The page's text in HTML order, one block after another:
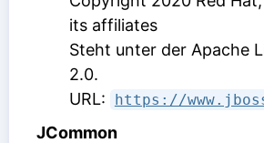
its affiliates
Steht unter der Apache
2.0.
URL:
https://
JCommon